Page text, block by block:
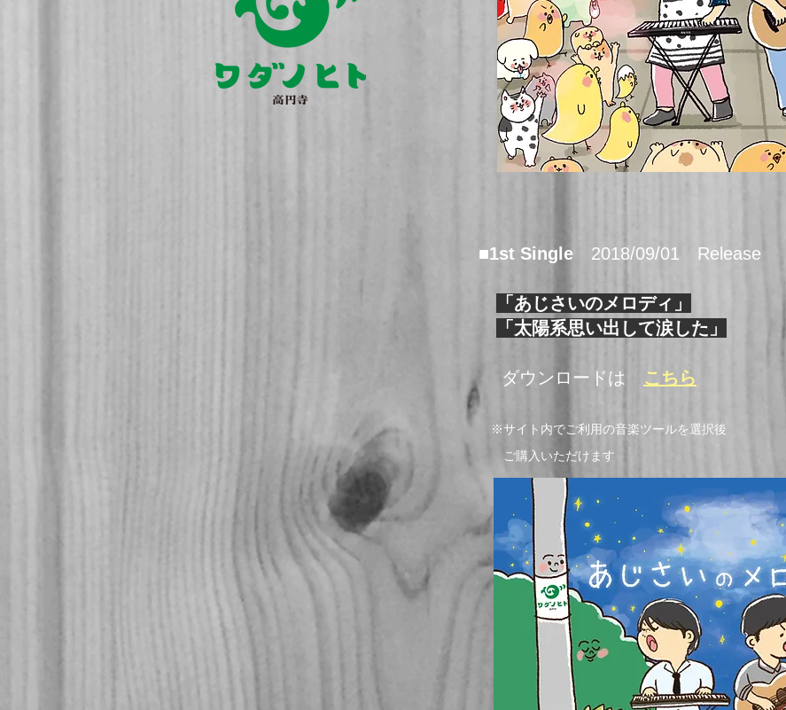
■1st Single 2018/09/01 Release
「あじさいのメロディ」
「太陽系思い出して涙した」
​ ダウンロードは こちら
※サイト内でご利用の音楽ツールを選択後
ご購入いただけます